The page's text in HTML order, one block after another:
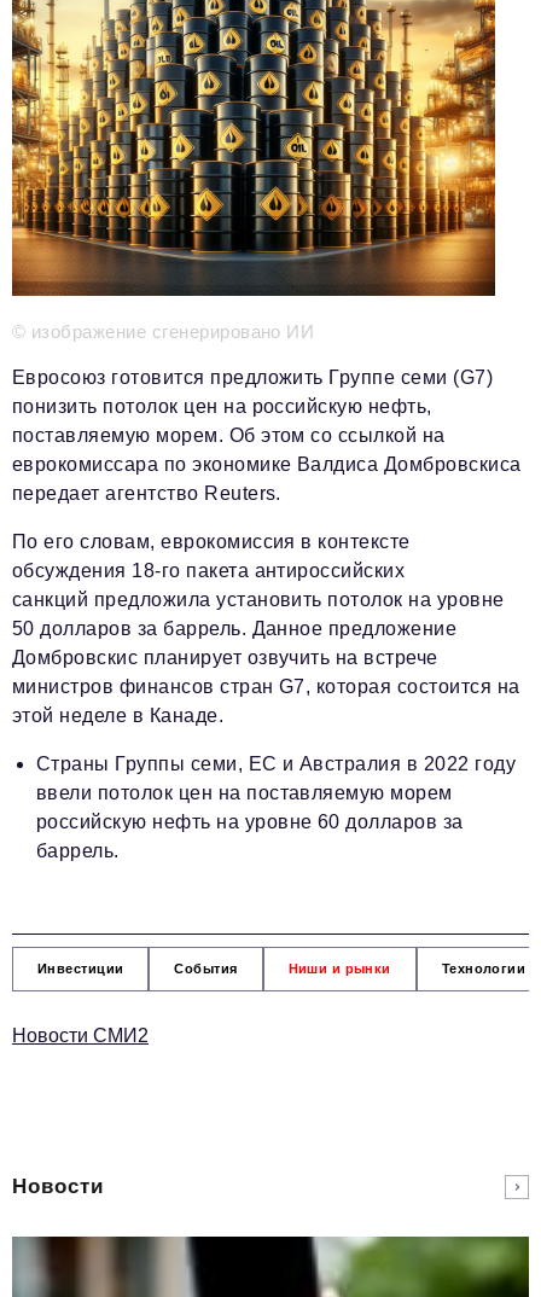
Электронные почты редакции:
Информационный отдел
info@business-magazine.online
Отдел рекламы
reklama@business-magazine.online
Отдел распространения/редакционная подписка
podpiska@business-magazine.online
Отдел по работе с партнерами
partner@business-magazine.online
© изображение сгенерировано ИИ
Евросоюз готовится предложить Группе семи (G7)
понизить потолок цен на российскую нефть,
поставляемую морем. Об этом со ссылкой на
еврокомиссара по экономике Валдиса Домбровскиса
передает агентство Reuters.
По его словам, еврокомиссия в контексте
обсуждения 18-го пакета антироссийских
санкций предложила установить потолок на уровне
50 долларов за баррель. Данное предложение
Домбровскис планирует озвучить на встрече
министров финансов стран G7, которая состоится на
этой неделе в Канаде.
Страны Группы семи, ЕС и Австралия в 2022 году
ввели потолок цен на поставляемую морем
российскую нефть на уровне 60 долларов за
баррель.
Инвестиции События Ниши и рынки Технологии
Новости СМИ2
Новости